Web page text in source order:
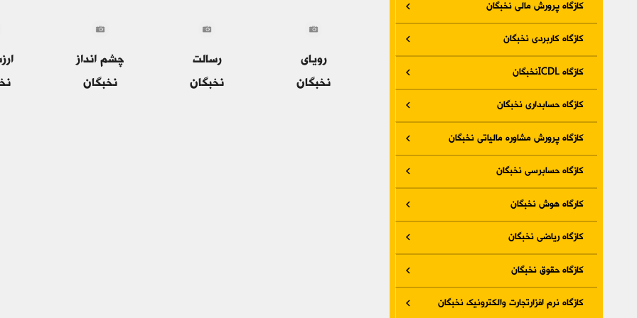
کازگاه پرورش مالی نخبگان
کازگاه کاربردی نخبگان
کازگاه ICDLنخبگان
کازگاه حسابداری نخبگان
کازگاه پرورش مشاوره مالیاتی نخبگان
کازگاه حسابرسی نخبگان
کارگاه هوش نخبگان
کازگاه ریاضی نخبگان
کازگاه حقوق نخبگان
کازگاه نرم افزارتجارت والکترونیک نخبگان
رویای
نخبگان
رسالت
نخبگان
چشم انداز
نخبگان